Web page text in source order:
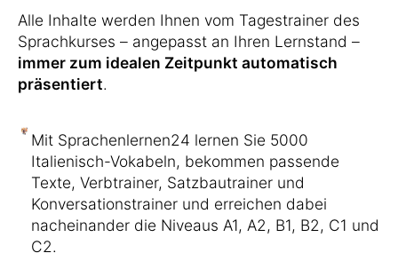
Alle Inhalte werden Ihnen vom Tagestrainer des
Sprachkurses – angepasst an Ihren Lernstand –
immer zum idealen Zeitpunkt automatisch
präsentiert.
Mit Sprachenlernen24 lernen Sie 5000
Italienisch-Vokabeln, bekommen passende
Texte, Verbtrainer, Satzbautrainer und
Konversationstrainer und erreichen dabei
nacheinander die Niveaus A1, A2, B1, B2, C1 und
C2.